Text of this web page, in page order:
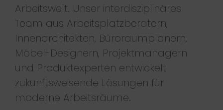
Arbeitswelt. Unser interdisziplinäres
Team aus Arbeitsplatzberatern,
Innenarchitekten, Büroraumplanern,
Möbel-Designern, Projektmanagern
und Produktexperten entwickelt
zukunftsweisende Lösungen für
moderne Arbeitsräume.